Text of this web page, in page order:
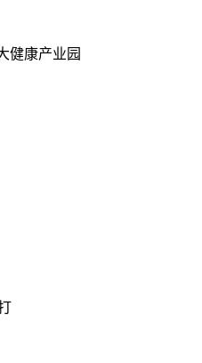
健康产业园